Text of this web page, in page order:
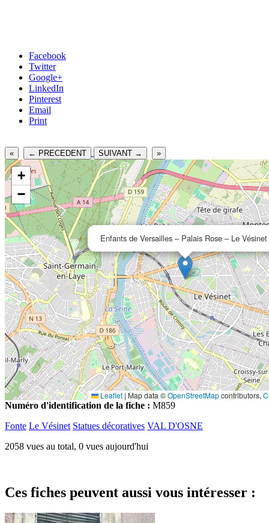
Facebook
Twitter
Google+
LinkedIn
Pinterest
Email
Print
« ← PRECEDENT SUIVANT → »
Enfants de Versailles – Palais Rose – Le Vésinet
+
−
Leaflet | Map data ©OpenStreetMapcontributors,
Numéro d'identification de la fiche : M859
Fonte Le Vésinet Statues décoratives VAL D'OSNE
2058 vues au total, 0 vues aujourd'hui
Ces fiches peuvent aussi vous intéresser :